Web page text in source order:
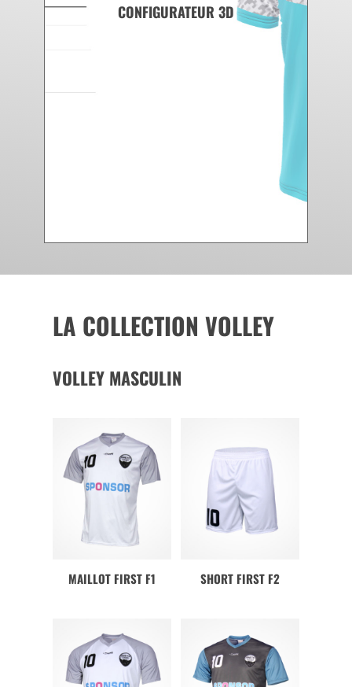
CONFIGURATEUR 3D
LA COLLECTION VOLLEY
VOLLEY MASCULIN
MAILLOT FIRST F1 SHORT FIRST F2